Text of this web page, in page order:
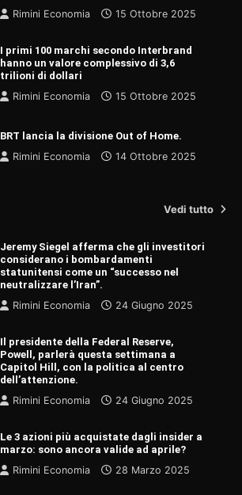
Rimini Economia
15 Ottobre 2025
I primi 100 marchi secondo Interbrand
hanno un valore complessivo di 3,6
trilioni di dollari
Rimini Economia
15 Ottobre 2025
BRT lancia la divisione Out of Home.
Rimini Economia
14 Ottobre 2025
Vedi tutto
Jeremy Siegel afferma che gli investitori
considerano i bombardamenti
statunitensi come un “successo nel
neutralizzare l’Iran”.
Rimini Economia
24 Giugno 2025
Il presidente della Federal Reserve,
Powell, parlerà questa settimana a
Capitol Hill, con la politica al centro
dell’attenzione.
Rimini Economia
24 Giugno 2025
Le 3 azioni più acquistate dagli insider a
marzo: sono ancora valide ad aprile?
Rimini Economia
28 Marzo 2025